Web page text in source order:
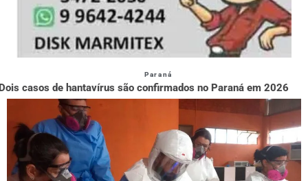
Paraná
casos de hantavírus são confirmados no Paraná em 2026